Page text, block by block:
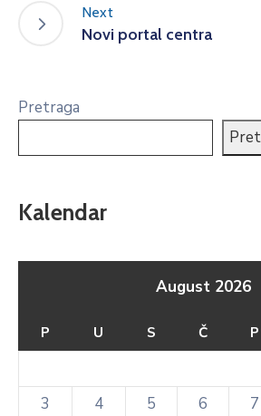
Next
Novi portal centra
Pretraga
Kalendar
August 2026
P U S Č P
3
4 5 6 7